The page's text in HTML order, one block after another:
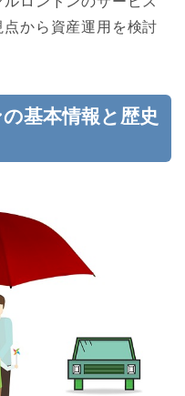
から資産運用を検討
基本情報と歴史